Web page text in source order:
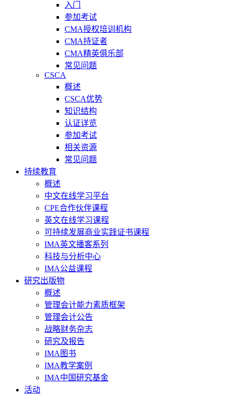
入门
参加考试
CMA授权培训机构
CMA持证者
CMA精英俱乐部
常见问题
CSCA
概述
CSCA优势
知识结构
认证详览
参加考试
相关资源
常见问题
持续教育
概述
中文在线学习平台
CPE合作伙伴课程
英文在线学习课程
可持续发展商业实践证书课程
IMA英文播客系列
科技与分析中心
IMA公益课程
研究出版物
概述
管理会计能力素质框架
管理会计公告
战略财务杂志
研究及报告
IMA图书
IMA教学案例
IMA中国研究基金
活动